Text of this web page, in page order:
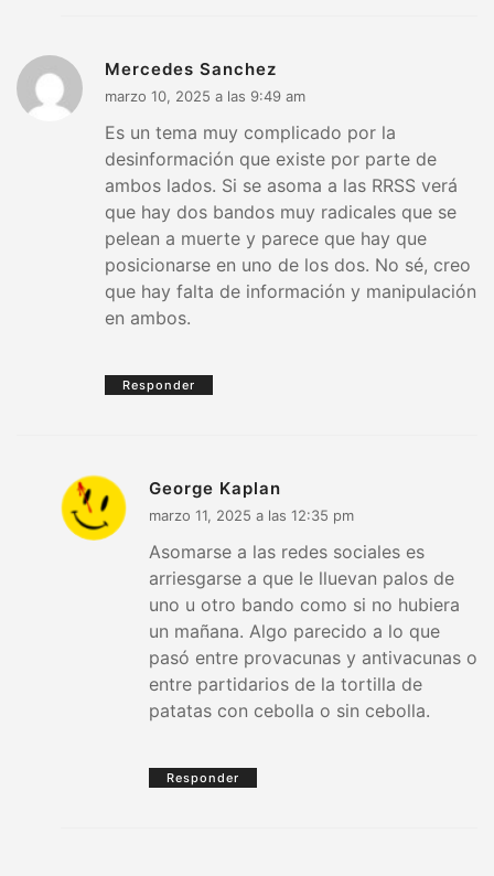
Mercedes Sanchez
marzo 10, 2025 a las 9:49 am
Es un tema muy complicado por la
desinformación que existe por parte de
ambos lados. Si se asoma a las RRSS verá
que hay dos bandos muy radicales que se
pelean a muerte y parece que hay que
posicionarse en uno de los dos. No sé, creo
que hay falta de información y manipulación
en ambos.
Responder
George Kaplan
marzo 11, 2025 a las 12:35 pm
Asomarse a las redes sociales es
arriesgarse a que le lluevan palos de
uno u otro bando como si no hubiera
un mañana. Algo parecido a lo que
pasó entre provacunas y antivacunas o
entre partidarios de la tortilla de
patatas con cebolla o sin cebolla.
Responder